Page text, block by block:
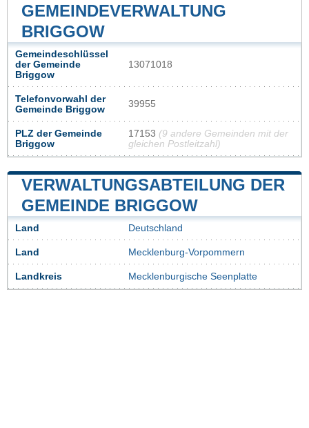
GEMEINDEVERWALTUNG
BRIGGOW
Gemeindeschlüssel
der Gemeinde
Briggow
13071018
Telefonvorwahl der
Gemeinde Briggow
39955
PLZ der Gemeinde
Briggow
17153 (9 andere Gemeinden mit der
gleichen Postleitzahl)
VERWALTUNGSABTEILUNG DER
GEMEINDE BRIGGOW
Land Deutschland
Land Mecklenburg-Vorpommern
Landkreis Mecklenburgische Seenplatte